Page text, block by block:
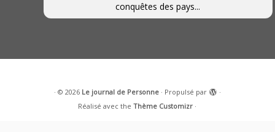
conquêtes des pays...
· © 2026 Le journal de Personne· Propulsé par
·
Réalisé avec theThème Customizr ·